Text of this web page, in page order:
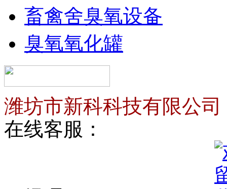
畜禽舍臭氧设备
臭氧氧化罐
潍坊市新科科技有限公司
在线客服：